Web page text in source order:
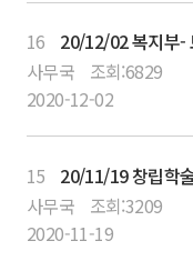
16
사무국
조회:6829
2020-12-02
15
사무국
조회:3209
2020-11-19